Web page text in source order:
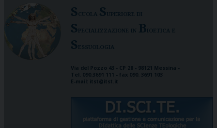
Scuola Superiore di
Specializzazione in Bioetica e
Sessuologia
Via del Pozzo 43 - CP 28 - 98121 Messina -
Tel. 090.3691 111 - fax 090. 3691 103
E-mail: itst@itst.it